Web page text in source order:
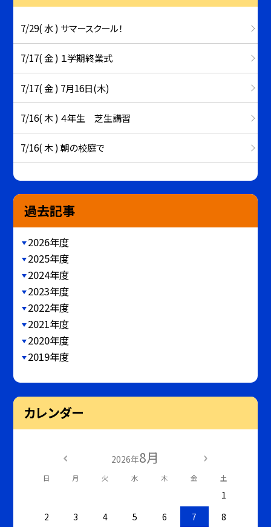
7/29( 水 ) サマースクール！
7/17( 金 ) １学期終業式
7/17( 金 ) 7月16日(木)
7/16( 木 ) ４年生 芝生講習
7/16( 木 ) 朝の校庭で
過去記事
2026年度
2025年度
2024年度
2023年度
2022年度
2021年度
2020年度
2019年度
カレンダー
2026年8月
日 月 火 水 木 金 土
1
2
3 4 5 6 7
8